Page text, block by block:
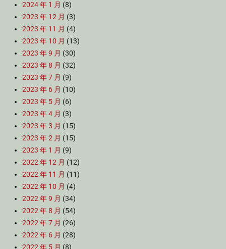
2024 年 1 月 (8)
2023 年 12 月 (3)
2023 年 11 月 (4)
2023 年 10 月 (13)
2023 年 9 月 (30)
2023 年 8 月 (32)
2023 年 7 月 (9)
2023 年 6 月 (10)
2023 年 5 月 (6)
2023 年 4 月 (3)
2023 年 3 月 (15)
2023 年 2 月 (15)
2023 年 1 月 (9)
2022 年 12 月 (12)
2022 年 11 月 (11)
2022 年 10 月 (4)
2022 年 9 月 (34)
2022 年 8 月 (54)
2022 年 7 月 (26)
2022 年 6 月 (28)
2022 年 5 月 (8)